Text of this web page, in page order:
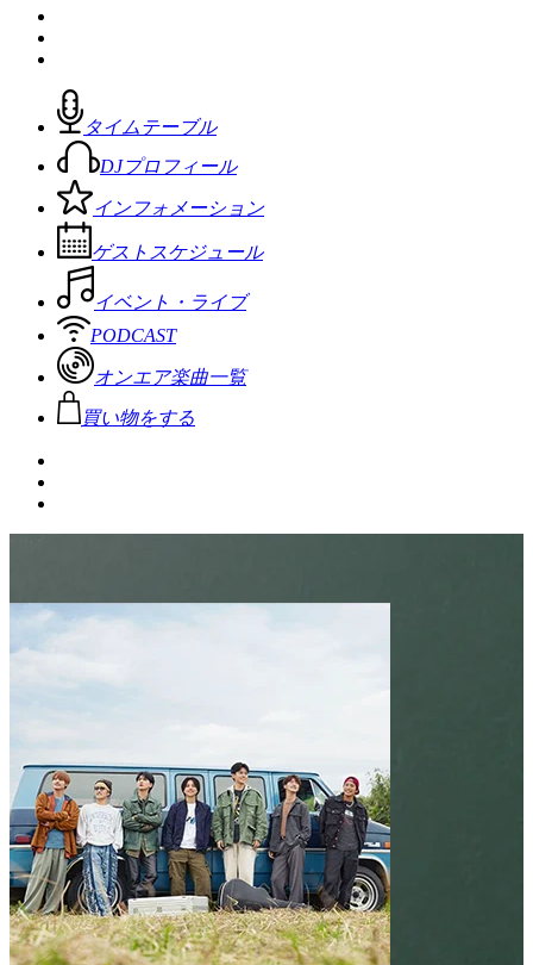
タイムテーブル
DJプロフィール
インフォメーション
ゲストスケジュール
イベント・ライブ
PODCAST
オンエア楽曲一覧
買い物をする